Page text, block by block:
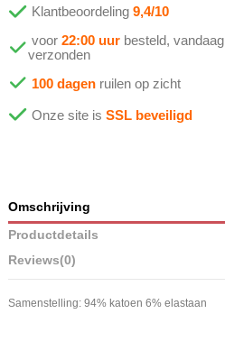
Klantbeoordeling 9,4/10
voor 22:00 uur besteld, vandaag
verzonden
100 dagen ruilen op zicht
Onze site is SSL beveiligd
Omschrijving
Productdetails
Reviews(0)
Samenstelling: 94% katoen 6% elastaan